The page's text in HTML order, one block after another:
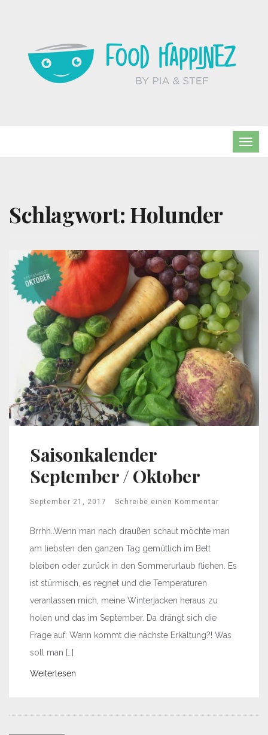
Schlagwort: Holunder
Saisonkalender
September / Oktober
September 21, 2017 Schreibe einen Kommentar
Brrhh..Wenn man nach draußen schaut möchte man
am liebsten den ganzen Tag gemütlich im Bett
bleiben oder zurück in den Sommerurlaub fliehen. Es
ist stürmisch, es regnet und die Temperaturen
veranlassen mich, meine Winterjacken heraus zu
holen und das im September. Da drängt sich die
Frage auf: Wann kommt die nächste Erkältung?! Was
soll man […]
Weiterlesen